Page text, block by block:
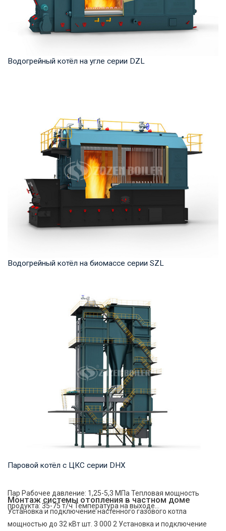
Водогрейный котёл на угле серии DZL
Водогрейный котёл на биомассе серии SZL
мощность продукта: 2,8-29 МВт Температура...
Паровой котёл с ЦКС серии DHX
Пар Рабочее давление: 1,25-5,3 МПа Тепловая мощность
продукта: 35-75 т/ч Температура на выходе...
Монтаж системы отопления в частном доме
Установка и подключение настенного газового котла
мощностью до 32 кВт шт. 3 000 2 Установка и подключение